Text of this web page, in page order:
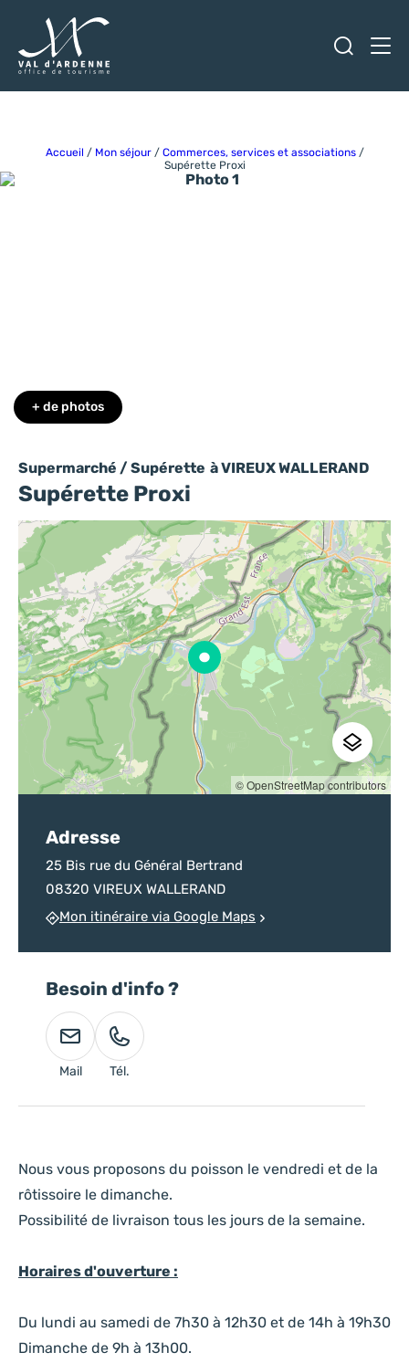
Accueil / Mon séjour/ Commerces, services et associations/
Supérette Proxi
Supermarché / Supérette à VIREUX WALLERAND
Supérette Proxi
Photo 1
+ de photos
Nous vous proposons du poisson le vendredi et de la
rôtissoire le dimanche.
Possibilité de livraison tous les jours de la semaine.
Horaires d'ouverture :
Du lundi au samedi de 7h30 à 12h30 et de 14h à 19h30
Dimanche de 9h à 13h00.
© OpenStreetMap contributors
Adresse
25 Bis rue du Général Bertrand
08320 VIREUX WALLERAND
Mon itinéraire via Google Maps
Besoin d'info ?
Mail Tél.